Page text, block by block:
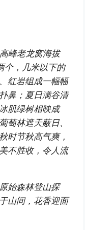
峰老龙窝海拔
个，几米以下的
红岩组成一幅幅
鼻；夏日满谷清
肌绿树相映成
萄林遮天蔽日、
时节秋高气爽，
不胜收，令人流
始森林登山探
山间，花香迎面